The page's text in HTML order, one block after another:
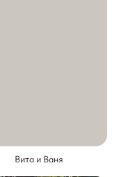
Вита и Ваня